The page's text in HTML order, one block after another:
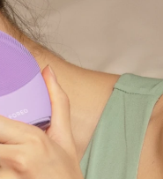
Profilo utente
I miei dispositivi
I miei ordini
Español
Português
Русский